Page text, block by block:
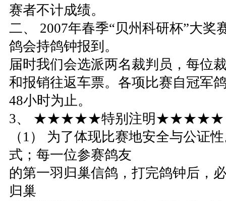
赛者不计成绩。
二、 2007年春季“贝州科研杯”大奖
鸽会持鸽钟报到。
届时我们会选派两名裁判员，每位
和报销往返车票。各项比赛自冠军
48小时为止。
3、 ★★★★★特别注明★★★★★
（1） 为了体现比赛地安全与公证
式；每一位参赛鸽友
的第一羽归巢信鸽，打完鸽钟后，
归巢